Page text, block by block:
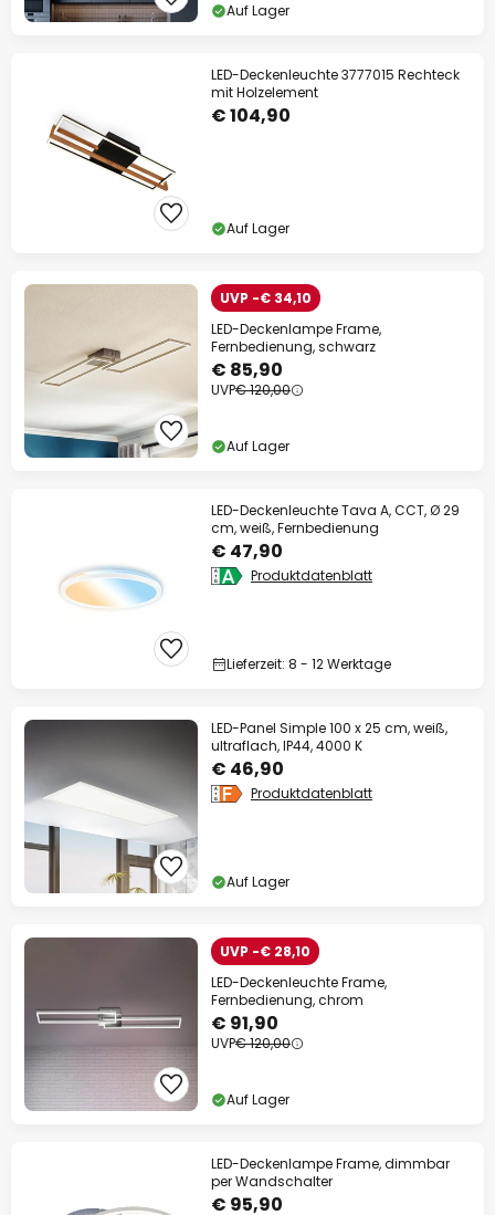
Auf Lager
LED-Deckenleuchte 3777015 Rechteck
mit Holzelement
€ 104,90
Auf Lager
UVP -€ 34,10
LED-Deckenlampe Frame,
Fernbedienung, schwarz
€ 85,90
UVP€ 120,00
Auf Lager
LED-Deckenleuchte Tava A, CCT, Ø 29
cm, weiß, Fernbedienung
€ 47,90
Produktdatenblatt
Lieferzeit: 8 - 12 Werktage
LED-Panel Simple 100 x 25 cm, weiß,
ultraflach, IP44, 4000 K
€ 46,90
Produktdatenblatt
Auf Lager
UVP -€ 28,10
LED-Deckenleuchte Frame,
Fernbedienung, chrom
€ 91,90
UVP€ 120,00
Auf Lager
LED-Deckenlampe Frame, dimmbar
per Wandschalter
€ 95,90